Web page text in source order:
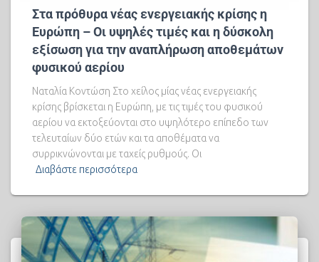
Στα πρόθυρα νέας ενεργειακής κρίσης η
Ευρώπη – Οι υψηλές τιμές και η δύσκολη
εξίσωση για την αναπλήρωση αποθεμάτων
φυσικού αερίου
Ναταλία Κοντώση Στο χείλος μίας νέας ενεργειακής
κρίσης βρίσκεται η Ευρώπη, με τις τιμές του φυσικού
αερίου να εκτοξεύονται στο υψηλότερο επίπεδο των
τελευταίων δύο ετών και τα αποθέματα να
συρρικνώνονται με ταχείς ρυθμούς. Οι
Διαβάστε περισσότερα